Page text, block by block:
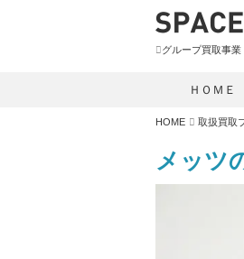
グループ買取事業
ＨＯＭＥ
HOME 取扱買取
メッツ